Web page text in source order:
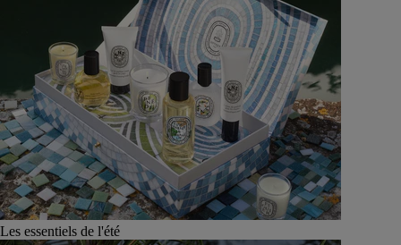
Les essentiels de l'été